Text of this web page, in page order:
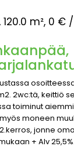
m², 0 €
2wc:tä, keittiö
toiminut
moneen
jonne
+ Alv